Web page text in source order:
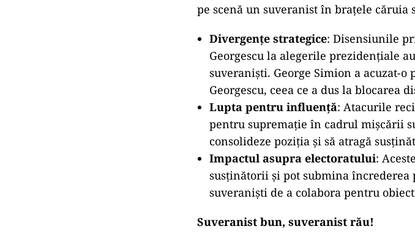
pe scenă un suveranist în brațele căruia
Divergențe strategice: Disensiunile
Georgescu la alegerile prezidențiale
suveraniști. George Simion a acuzat-o
Georgescu, ceea ce a dus la blocarea
Lupta pentru influență: Atacurile
pentru supremație în cadrul mișcării
consolideze poziția și să atragă
Impactul asupra electoratului:
susținătorii și pot submina
suveraniști de a colabora pentru
Suveranist bun, suveranist rău!